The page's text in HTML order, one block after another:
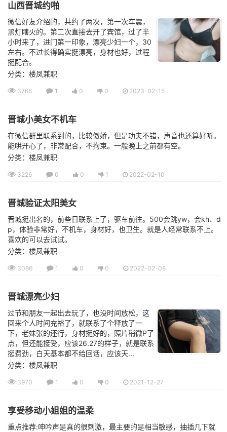
山西晋城约啪
微信好友介绍的，共约了两次，第一次车震，
黑灯瞎火的。第二次直接去开了宾馆，过了半
小时来了，进门第一印象，漂亮少妇一个，30
左右。不过长得确实挺漂亮，身材也好，过程
挺配合。
分类：楼凤兼职
3766 1 0 0 2023-02-15
晋城小美女不机车
在微信群里联系到的，比较傲娇，但是功夫不错，声音也还算好听。
能哄开心了，非常配合，不拘束。一般晚上之前都有空。
分类：楼凤兼职
3226 0 0 1 2022-02-10
晋城验证太阳美女
晋城挺出名的，前些日联系上了，驱车前往。500会跳yw，会kh、d
p，体验非常好，不机车，身材好，也卫生。就是人经常联系不上。
喜欢的可以去试试。
分类：楼凤兼职
3086 1 0 0 2022-02-08
晋城漂亮少妇
过节和朋友一起出去玩了，也没时间放松，这
回来个人时间充裕了，就联系了个释放了一
下，老妹张的还行，身材挺好的，照片稍微P了
点，但还能接受，应该26.27的样子，就是联系
挺费劲，白天基本都不给回话，应该天...
分类：楼凤兼职
3970 1 0 0 2021-12-27
享受移动小姐姐的温柔
重点推荐:呻吟声是真的很刺激，最主要的是相当敏感，抽插几下就